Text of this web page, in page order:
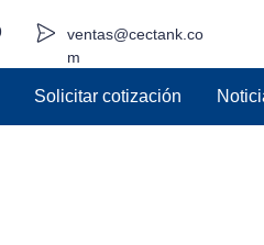
ventas@cectank.co
m
Solicitar cotización